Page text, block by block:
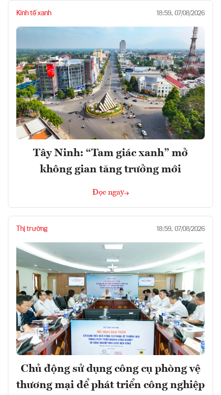
Kinh tế xanh 18:59, 07/08/2026
Tây Ninh: “Tam giác xanh” mở
không gian tăng trưởng mới
Đọc ngay
Thị trường 18:59, 07/08/2026
Chủ động sử dụng công cụ phòng vệ
thương mại để phát triển công nghiệp